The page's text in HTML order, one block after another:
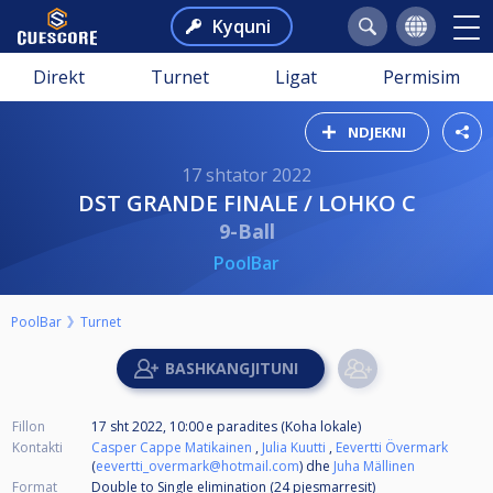
Kyquni
Direkt Turnet Ligat Permisim
NDJEKNI
17 shtator 2022
DST GRANDE FINALE / LOHKO C
9-Ball
PoolBar
PoolBar Turnet
Fillon
17 sht 2022, 10:00 e paradites (Koha lokale)
Kontakti
Casper Cappe Matikainen , Julia Kuutti , Eevertti Övermark
(eevertti_overmark@hotmail.com) dhe Juha Mällinen
Format
Double to Single elimination (24pjesmarresit)